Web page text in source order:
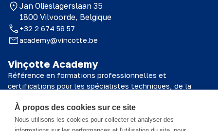
Vinçotte Academy
Référence en formations professionnelles et
certifications pour les spécialistes techniques, de la
© 2026 Vinçotte Academy
Jan Olieslagerslaan 35
1800 Vilvoorde, Belgique
+32 2 674 58 57
academy@vincotte.be
À propos des cookies sur ce site
Nous utilisons les cookies pour collecter et analyser des